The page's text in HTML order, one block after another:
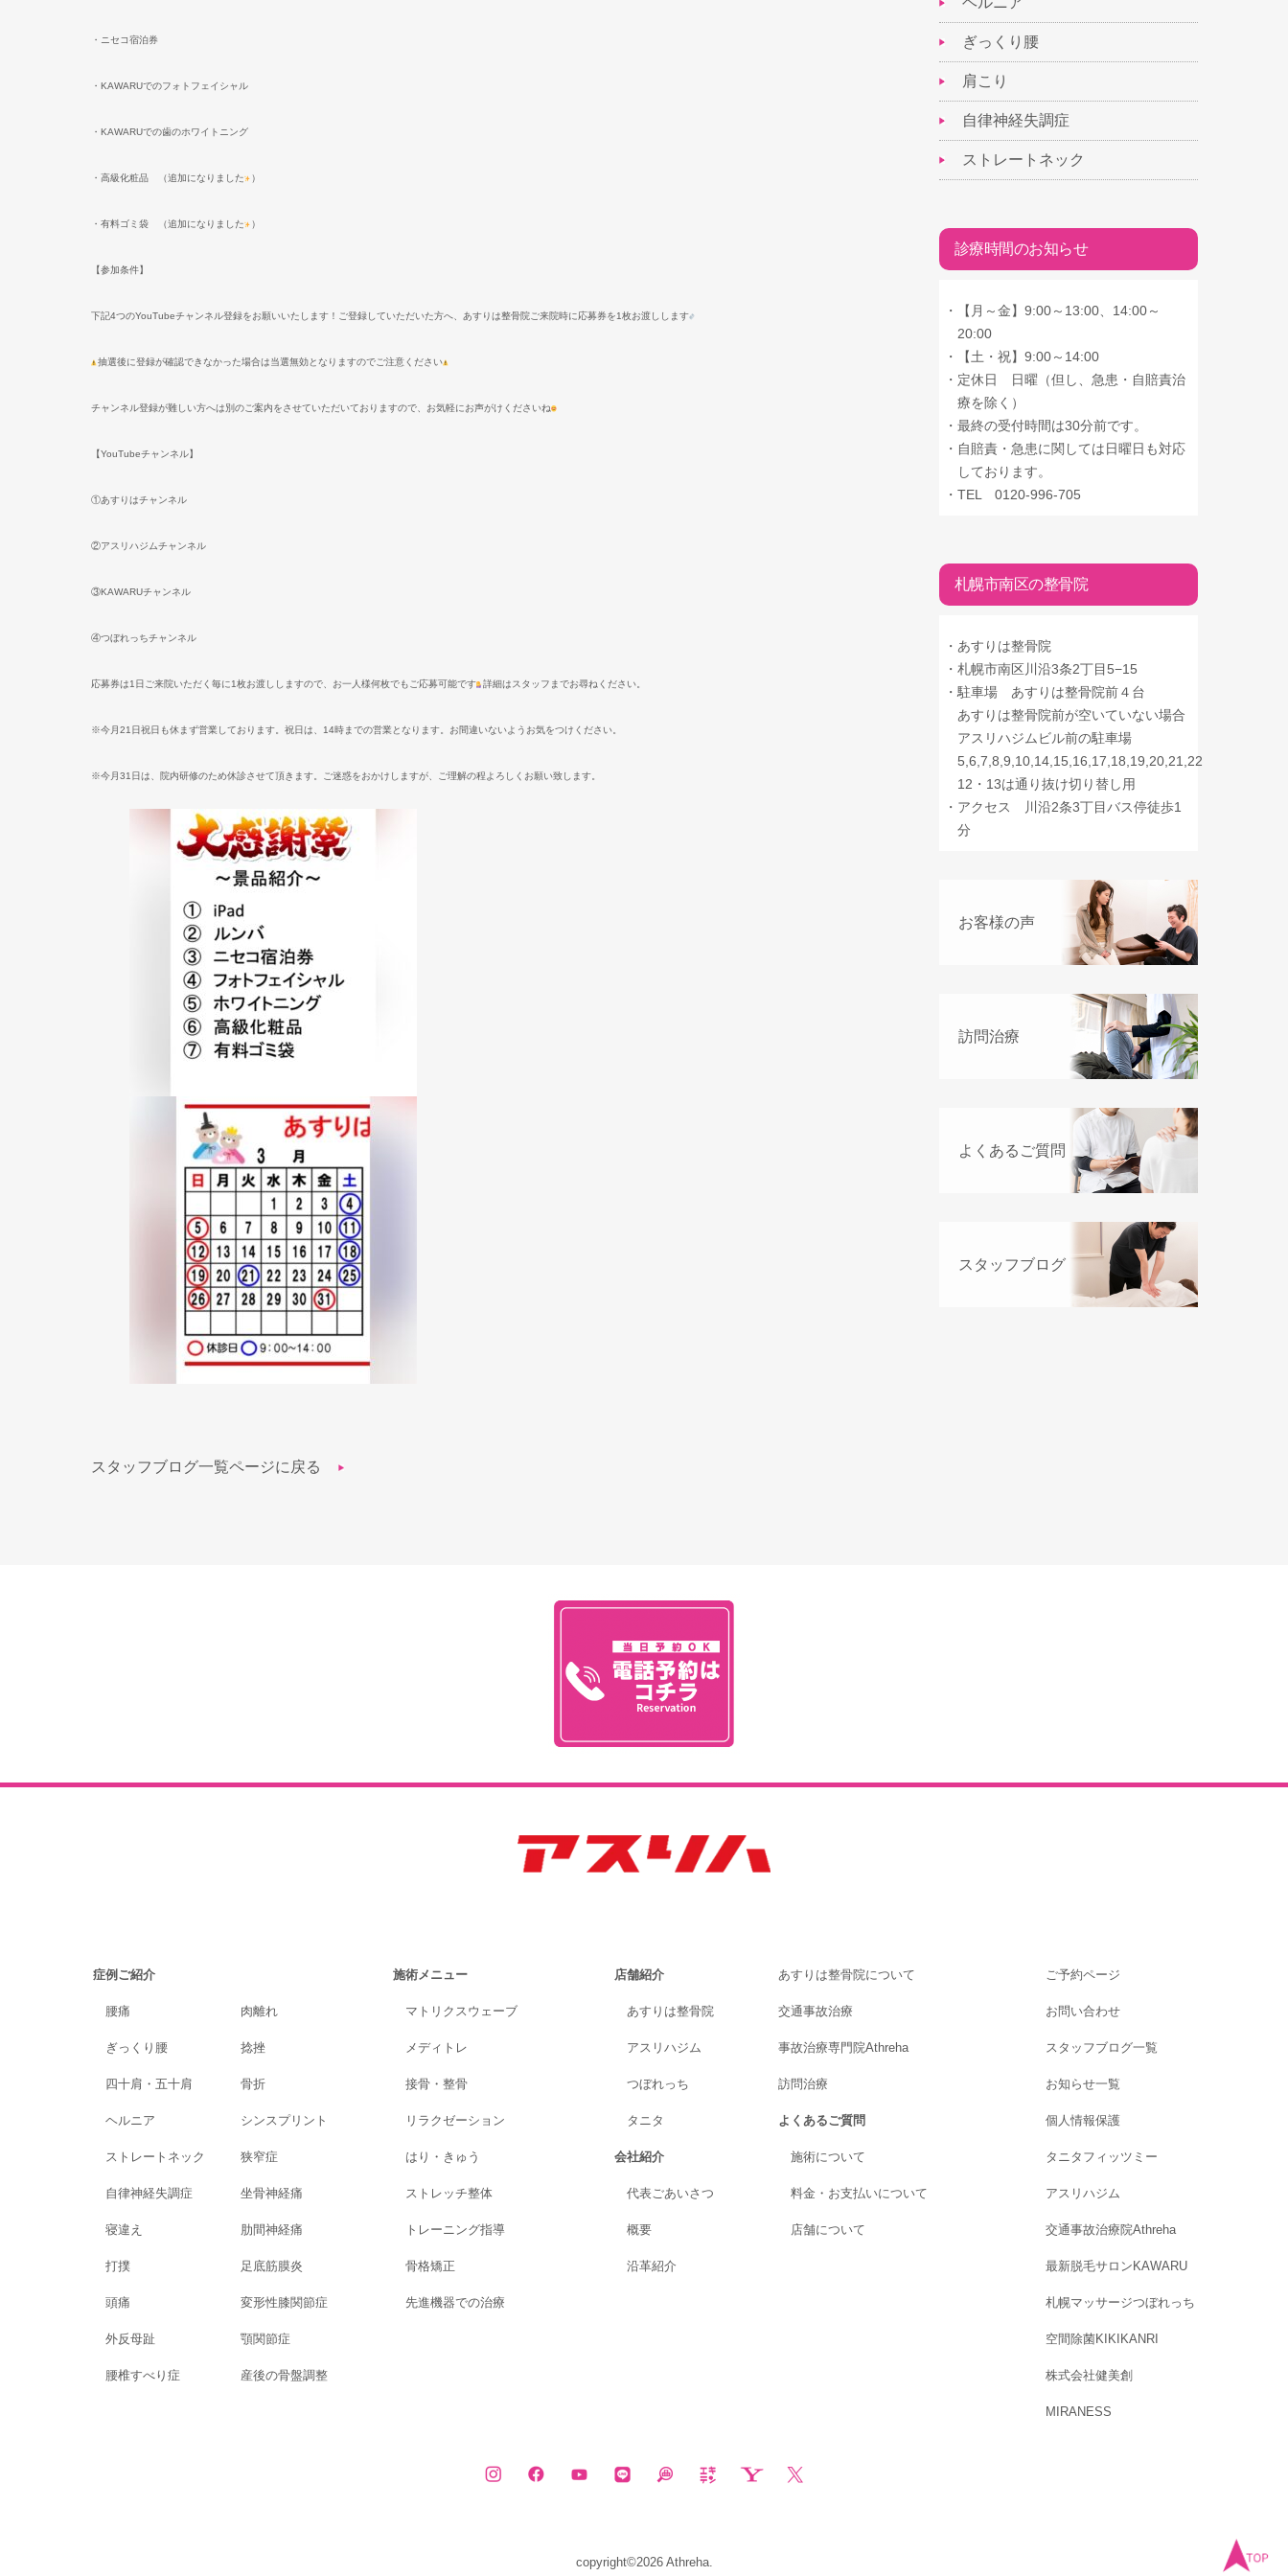
・ニセコ宿泊券
・ KAWARUでのフォトフェイシャル
・ KAWARUでの歯のホワイトニング
・高級化粧品 （追加になりました ）
・有料ゴミ袋 （追加になりました ）
【参加条件】
下記4つのYouTubeチャンネル登録をお願いいたします！ご登録していただいた方へ、あすりは整骨院ご来院時に応募券を1枚お渡しします
抽選後に登録が確認できなかった場合は当選無効となりますのでご注意ください
チャンネル登録が難しい方へは別のご案内をさせていただいておりますので、お気軽にお声がけくださいね
【YouTubeチャンネル】
①あすりはチャンネル
②アスリハジムチャンネル
③KAWARUチャンネル
④つぼれっちチャンネル
応募券は1 日ご来院いただく毎に1枚お渡ししますので、お一人様何枚でもご応募可能です 詳細はスタッフまでお尋ねください。
※今月21 日祝日も休まず営業しております。祝日は、 14時までの営業となります。お間違いないようお気をつけください。
※今月31 日は、院内研修のため休診させて頂きます。ご迷惑をおかけしますが、ご理解の程よろしくお願い致します。
スタッフブログ一覧ページに戻る
ぎっくり腰
肩こり
自律神経失調症
ストレートネック
診療時間のお知らせ
・
【月～金】9:00～13:00、14:00～
20:00
・
【土・祝】9:00～14:00
・ 定休日 日曜（但し、急患・自賠責治
療を除く）
・ 最終の受付時間は30分前です。
・ 自賠責・急患に関しては日曜日も対応
しております。
・ TEL 0120-996-705
札幌市南区の整骨院
・ あすりは整骨院
・ 札幌市南区川沿3条2丁目5−15
・ 駐車場 あすりは整骨院前４台
あすりは整骨院前が空いていない場合
アスリハジムビル前の駐車場
5,6,7,8,9,10,14,15,16,17,18,19,20,21,22
12・13は通り抜け切り替し用
・ アクセス 川沿2条3丁目バス停徒歩1
分
お客様の声
訪問治療
よくあるご質問
スタッフブログ
症例ご紹介
腰痛
ぎっくり腰
四十肩・五十肩
ヘルニア
ストレートネック
自律神経失調症
寝違え
打撲
頭痛
外反母趾
腰椎すべり症
肉離れ
捻挫
骨折
シンスプリント
狭窄症
坐骨神経痛
肋間神経痛
足底筋膜炎
変形性膝関節症
顎関節症
産後の骨盤調整
施術メニュー
マトリクスウェーブ
メディトレ
接骨・整骨
リラクゼーション
はり・きゅう
ストレッチ整体
トレーニング指導
骨格矯正
先進機器での治療
店舗紹介
あすりは整骨院
アスリハジム
つぼれっち
タニタ
会社紹介
代表ごあいさつ
概要
沿革紹介
あすりは整骨院について
交通事故治療
事故治療専門院Athreha
訪問治療
よくあるご質問
施術について
料金・お支払いについて
店舗について
ご予約ページ
お問い合わせ
スタッフブログ一覧
お知らせ一覧
個人情報保護
タニタフィッツミー
アスリハジム
交通事故治療院Athreha
最新脱毛サロンKAWARU
札幌マッサージつぼれっち
空間除菌KIKIKANRI
株式会社健美創
MIRANESS
copyright©2026 Athreha.